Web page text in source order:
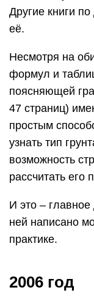
Другие книги
её.
Несмотря на
формул и
поясняющей
47 страниц)
простым
узнать тип
возможность
рассчитать его
И это – главное
ней написано
практике.
2006 год